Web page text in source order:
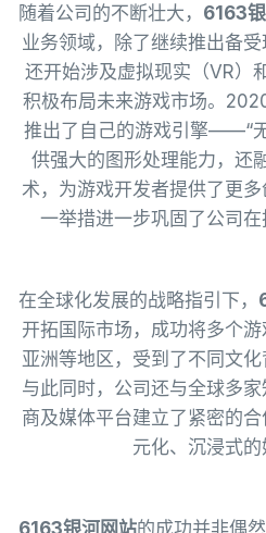
随着公司的不断壮大， 6163
业务领域，除了继续推出备受
还开始涉及虚拟现实（VR）
积极布局未来游戏市场。2020
推出了自己的游戏引擎——“
供强大的图形处理能力，还
术，为游戏开发者提供了更
一举措进一步巩固了公司在
在全球化发展的战略指引下，
开拓国际市场，成功将多个
亚洲等地区，受到了不同文化
与此同时，公司还与全球多
商及媒体平台建立了紧密的
元化、沉浸式的
6163银河网站的成功并非偶